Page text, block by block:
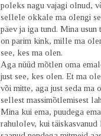
poleks nagu vajagi olnud,
sellele okkale ma olengi
päev ja iga tund. Mina
on parim kink, mille ma
see, kes ma olen.
Aga nüüd mõtlen oma
just see, kes olen. Et ma
või mitte, aga just seda ma
sellest massimõtlemisest
Mina kui ema, puudega
rahulolev, kui täiskasvanud